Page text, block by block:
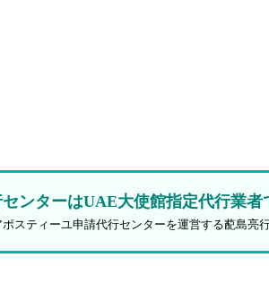
ンターはUAE大使館指定代行業者
ティーユ申請代行センターを運営する蓜島亮